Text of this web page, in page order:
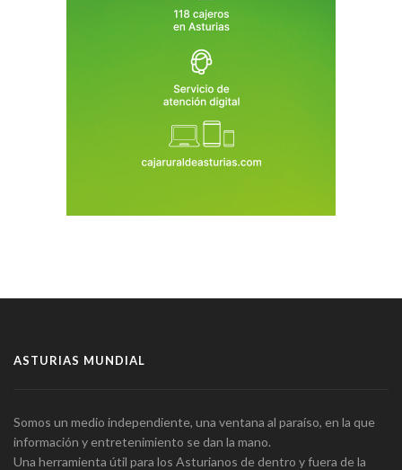
ASTURIAS MUNDIAL
Somos un medio independiente, una ventana al paraíso, en la que
información y entretenimiento se dan la mano.
Una herramienta útil para los Asturianos de dentro y fuera de la